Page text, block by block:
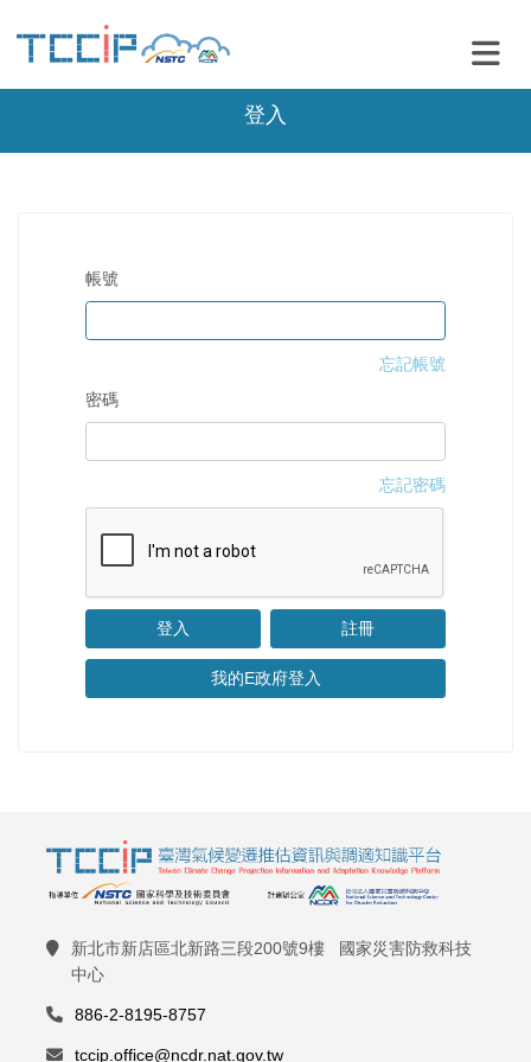
登入
帳號
忘記帳號
密碼
忘記密碼
註冊
我的E政府登入
新北市新店區北新路三段200號9樓 國家災害防救科技
中心
886-2-8195-8757
tccip.office@ncdr.nat.gov.tw